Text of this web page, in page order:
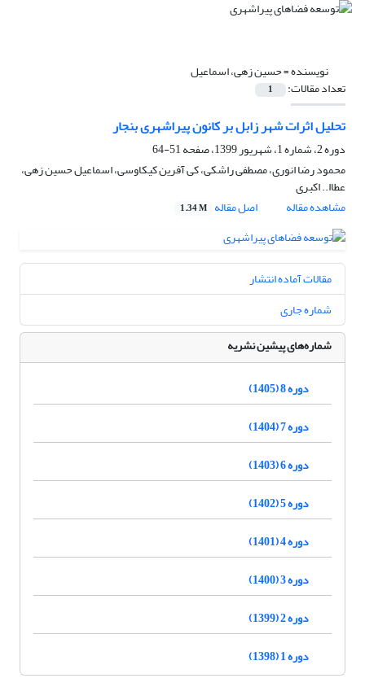
نویسنده =حسین زهی، اسماعیل
تعداد مقالات: 1
تحلیل اثرات شهر زابل بر کانون پیراشهری بنجار
دوره 2، شماره 1، شهریور 1399، صفحه
51-64
محمود رضا انوری، مصطفی راشکی، کی آفرین کیکاوسی، اسماعیل حسین زهی،
عطاا.. اکبری
مشاهده مقاله
اصل مقاله 1.34 M
مقالات آماده انتشار
شماره جاری
شماره‌های پیشین نشریه
دوره 8 (1405)
دوره 7 (1404)
دوره 6 (1403)
دوره 5 (1402)
دوره 4 (1401)
دوره 3 (1400)
دوره 2 (1399)
دوره 1 (1398)